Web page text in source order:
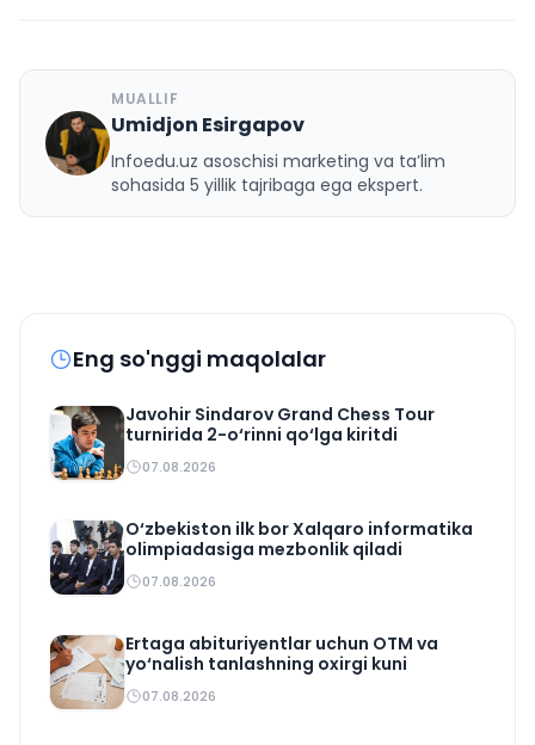
U
MUALLIF
Umidjon Esirgapov
Infoedu.uz asoschisi marketing va ta’lim
sohasida 5 yillik tajribaga ega ekspert.
Eng so'nggi maqolalar
Javohir Sindarov Grand Chess Tour
turnirida 2-o‘rinni qo‘lga kiritdi
07.08.2026
O‘zbekiston ilk bor Xalqaro informatika
olimpiadasiga mezbonlik qiladi
07.08.2026
Ertaga abituriyentlar uchun OTM va
yo‘nalish tanlashning oxirgi kuni
07.08.2026